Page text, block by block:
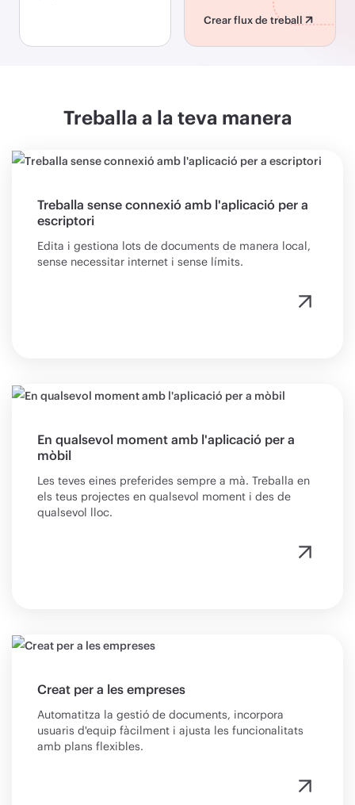
Crear flux de treball
Treballa a la teva manera
Treballa sense connexió amb l'aplicació per a
escriptori
Edita i gestiona lots de documents de manera local,
sense necessitar internet i sense límits.
En qualsevol moment amb l'aplicació per a
mòbil
Les teves eines preferides sempre a mà. Treballa en
els teus projectes en qualsevol moment i des de
qualsevol lloc.
Creat per a les empreses
Automatitza la gestió de documents, incorpora
usuaris d'equip fàcilment i ajusta les funcionalitats
amb plans flexibles.